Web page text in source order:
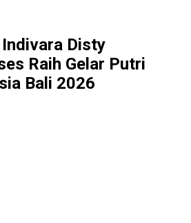
Disty
Raih Gelar Putri
Bali 2026